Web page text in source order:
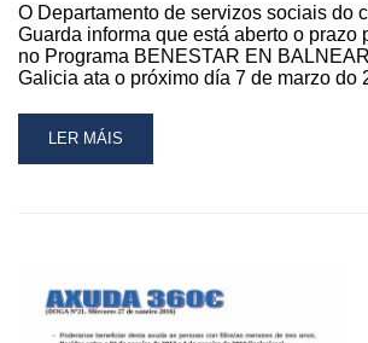
DO
CICLO
“MANUAL
DE
INSTRUCIÓNS
PARA
O Departamento de servizos sociais do
Guarda informa que está aberto o prazo
no Programa BENESTAR EN
Galicia ata o próximo día 7 de marzo do
READ
MORE
PARTICIPAR
NO
LER MÁIS